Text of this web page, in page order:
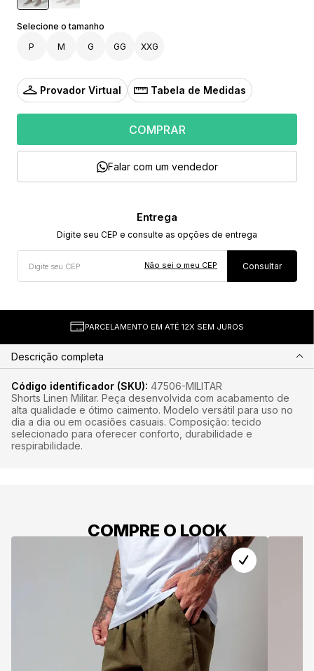
P M G GG XXG
Provador Virtual Tabela de Medidas
COMPRAR
Falar com um vendedor
Não sei o meu CEP
PARCELAMENTO EM ATÉ 12X SEM JUROS
Descrição completa
Código identificador (SKU): 47506-MILITAR
Shorts Linen Militar. Peça desenvolvida com acabamento de
alta qualidade e ótimo caimento. Modelo versátil para uso no
dia a dia ou em ocasiões casuais. Composição: tecido
selecionado para oferecer conforto, durabilidade e
respirabilidade.
COMPRE O LOOK